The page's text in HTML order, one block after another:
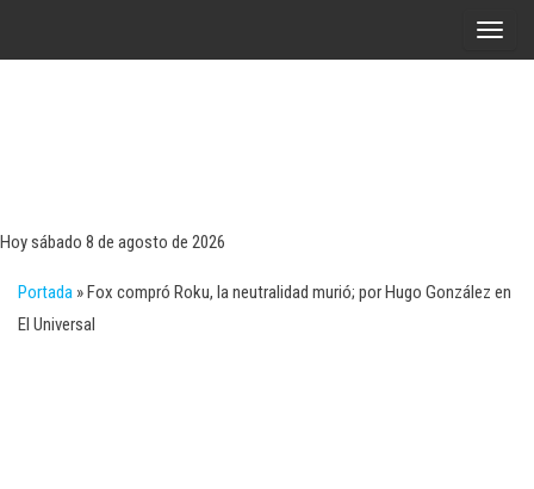
A
l
Hoy sábado 8 de agosto de 2026
Portada »Fox compró Roku, la neutralidad murió; por Hugo González en
El Universal